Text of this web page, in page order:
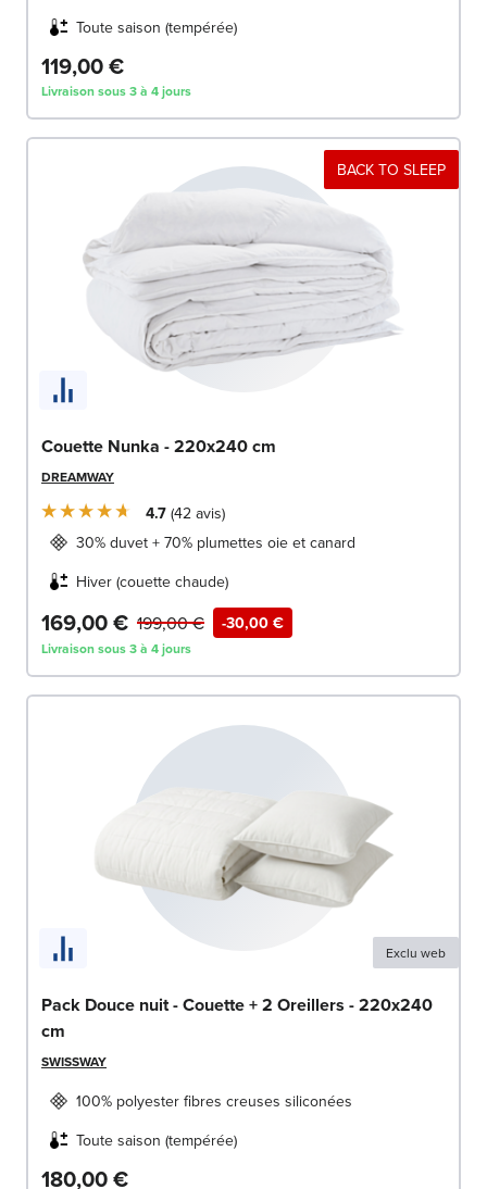
Toute saison (tempérée)
119,00 €
Livraison sous 3 à 4 jours
BACK TO SLEEP
Couette Nunka - 220x240 cm
DREAMWAY
4.7 42 avis
30% duvet + 70% plumettes oie et canard
Hiver (couette chaude)
169,00 € -30,00 €
199,00 €
Livraison sous 3 à 4 jours
Exclu web
Pack Douce nuit - Couette + 2 Oreillers - 220x240
cm
SWISSWAY
100% polyester fibres creuses siliconées
Toute saison (tempérée)
180,00 €